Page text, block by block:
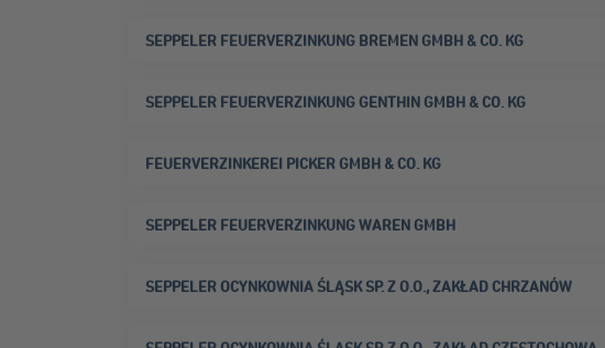
SEPPELER FEUERVERZINKUNG BREMEN GMBH & CO. KG
SEPPELER FEUERVERZINKUNG GENTHIN GMBH & CO. KG
FEUERVERZINKEREI PICKER GMBH & CO. KG
SEPPELER FEUERVERZINKUNG WAREN GMBH
SEPPELER OCYNKOWNIA ŚLĄSK SP. Z O.O., ZAKŁAD CHRZANÓW